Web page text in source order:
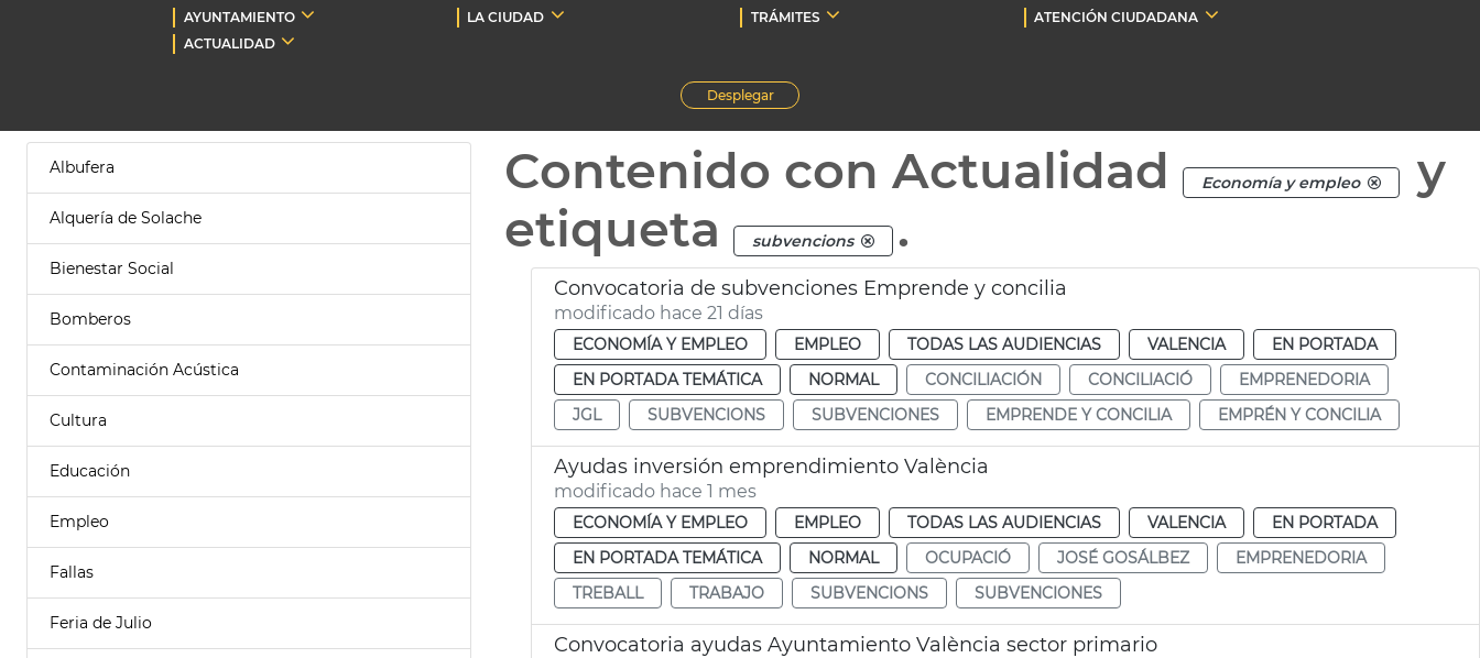
AYUNTAMIENTO LA CIUDAD TRÁMITES
ATENCIÓN CIUDADANA
ACTUALIDAD
Desplegar
Albufera
Alquería de Solache
Bienestar Social
Bomberos
Contaminación Acústica
Cultura
Educación
Empleo
Fallas
Feria de Julio
Contenido con Actualidad Economía y empleo
y
etiqueta
subvencions .
Convocatoria de subvenciones Emprende y concilia
modificado hace 21 días
ECONOMÍA Y EMPLEO EMPLEO TODAS LAS AUDIENCIAS VALENCIA
EN PORTADA
EN PORTADA TEMÁTICA
NORMAL CONCILIACIÓN CONCILIACIÓ
EMPRENEDORIA
JGL
SUBVENCIONS SUBVENCIONES EMPRENDE Y CONCILIA EMPRÉN Y CONCILIA
Ayudas inversión emprendimiento València
modificado hace 1 mes
ECONOMÍA Y EMPLEO EMPLEO TODAS LAS AUDIENCIAS VALENCIA
EN PORTADA
EN PORTADA TEMÁTICA
NORMAL OCUPACIÓ JOSÉ GOSÁLBEZ
EMPRENEDORIA
TREBALL
TRABAJO SUBVENCIONS SUBVENCIONES
Convocatoria ayudas Ayuntamiento València sector primario